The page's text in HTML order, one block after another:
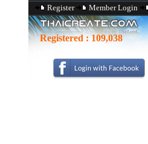
Register Member Login
Registered : 109,038